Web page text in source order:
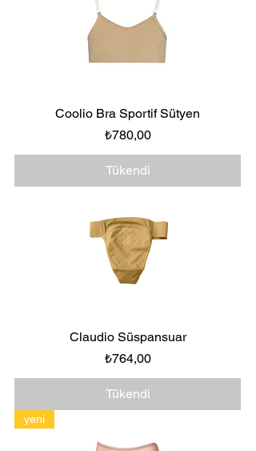
Coolio Bra Sportif Sütyen
Fiyat
₺780,00
Tükendi
Claudio Süspansuar
Fiyat
₺764,00
Tükendi
yeni